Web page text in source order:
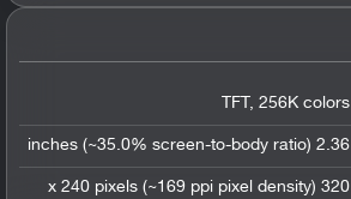
TFT, 256K colors
2.36 inches (~35.0% screen-to-body ratio)
320 x 240 pixels (~169 ppi pixel density)